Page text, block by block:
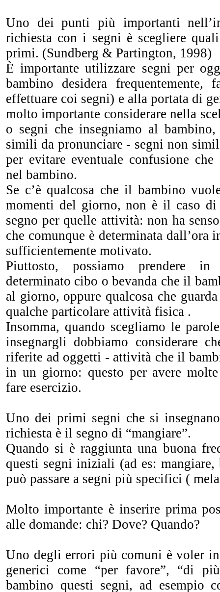
Uno dei punti più importanti
richiesta con i segni è scegliere
primi. (Sundberg & Partington, 1998)
È importante utilizzare segni per
bambino desidera
effettuare coi segni) e alla portata di
molto importante considerare nella
o segni che insegniamo al
simili da pronunciare - segni non
per evitare eventuale confusione che
nel bambino.
Se c’è qualcosa che il bambino
momenti del giorno, non è il caso di
segno per quelle attività: non ha
che comunque è determinata dall’ora
sufficientemente motivato.
Piuttosto, possiamo prendere in
determinato cibo o bevanda che il
al giorno, oppure qualcosa che
qualche particolare attività fisica .
Insomma, quando scegliamo le
insegnargli dobbiamo considerare
riferite ad oggetti - attività che il
in un giorno: questo per avere
fare esercizio.
Uno dei primi segni che si
richiesta è il segno di “mangiare”.
Quando si è raggiunta una buona
questi segni iniziali (ad es:
può passare a segni più specifici (
Molto importante è inserire prima
alle domande: chi? Dove? Quando?
Uno degli errori più comuni è voler
generici come “per favore”, “di
bambino questi segni, ad esempio